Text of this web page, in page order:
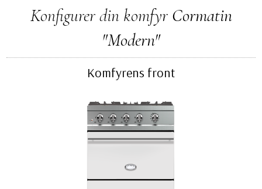
Konfigurer din komfyr Cormatin
"Modern"
Komfyrens front